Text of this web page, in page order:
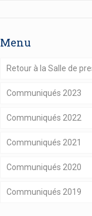
Menu
Retour à la Salle de
Communiqués 2023
Communiqués 2022
Communiqués 2021
Communiqués 2020
Communiqués 2019